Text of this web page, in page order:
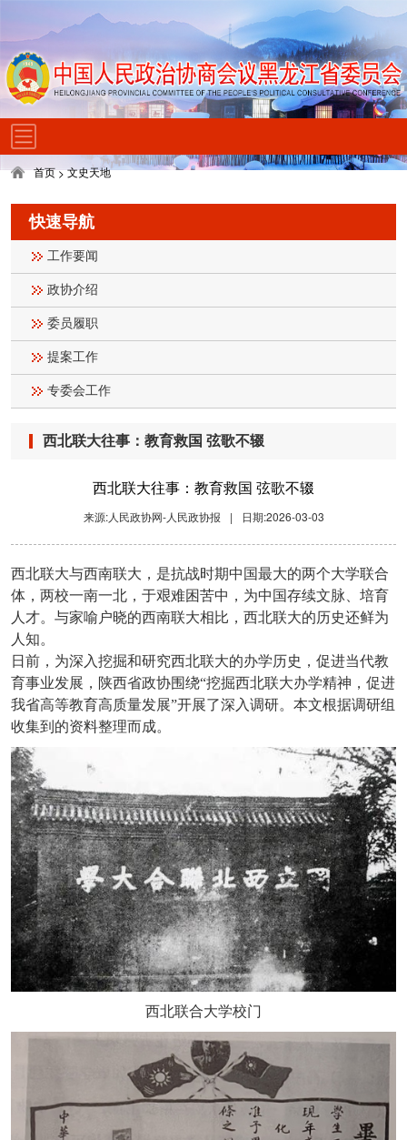
首页>文史天地
快速导航
工作要闻
政协介绍
委员履职
提案工作
专委会工作
西北联大往事：教育救国 弦歌不辍
西北联大往事：教育救国 弦歌不辍
来源:人民政协网-人民政协报
| 日期:2026-03-03
西北联大与西南联大，是抗战时期中国最大的两个大学联合
体，两校一南一北，于艰难困苦中，为中国存续文脉、培育
人才。与家喻户晓的西南联大相比，西北联大的历史还鲜为
人知。
日前，为深入挖掘和研究西北联大的办学历史，促进当代教
育事业发展，陕西省政协围绕“挖掘西北联大办学精神，促进
我省高等教育高质量发展”开展了深入调研。本文根据调研组
收集到的资料整理而成。
西北联合大学校门